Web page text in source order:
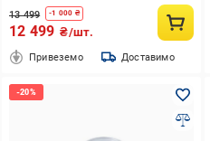
13 499 -1 000 ₴
12 499 ₴/шт.
Привеземо Доставимо